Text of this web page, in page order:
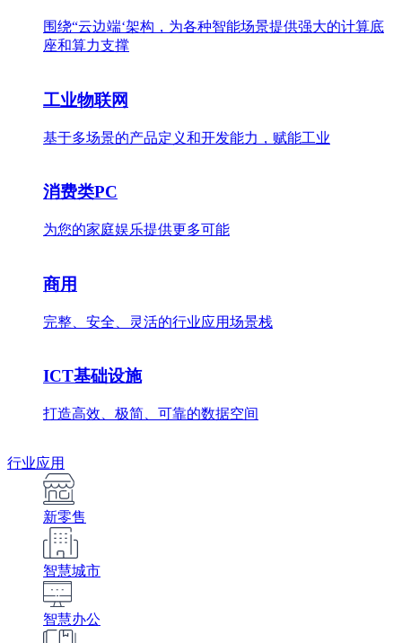
围绕“云边端‘架构，为各种智能场景提供强大的计算底
座和算力支撑
工业物联网
基于多场景的产品定义和开发能力，赋能工业
消费类PC
为您的家庭娱乐提供更多可能
商用
完整、安全、灵活的行业应用场景栈
ICT基础设施
打造高效、极简、可靠的数据空间
行业应用
新零售
智慧城市
智慧办公